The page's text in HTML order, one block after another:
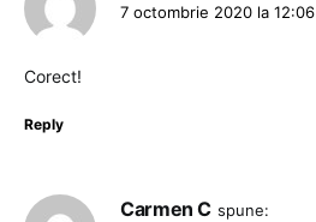
7 octombrie 2020 la 12:06
Corect!
Reply
Carmen C spune: